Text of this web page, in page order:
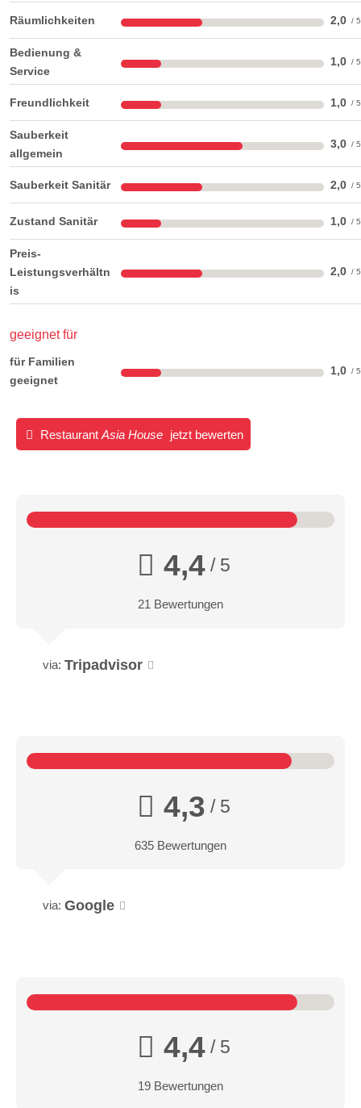
Räumlichkeiten 2,0
Bedienung &
Service
1,0
Freundlichkeit 1,0
Sauberkeit
allgemein
3,0
Sauberkeit Sanitär 2,0
Zustand Sanitär 1,0
Preis-
Leistungsverhältn
is
2,0
geeignet für
für Familien
geeignet
1,0
Restaurant Asia House jetzt bewerten
4,4/ 5
21 Bewertungen
via: Tripadvisor
4,3 / 5
635 Bewertungen
via: Google
4,4/ 5
19 Bewertungen